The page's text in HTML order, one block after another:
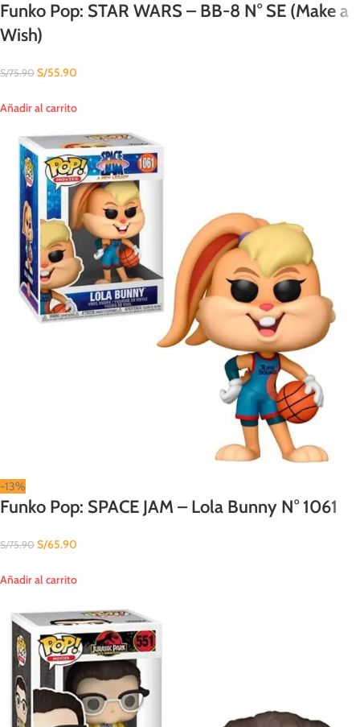
Funko Pop: STAR WARS – BB-8 N° SE (Make a
Wish)
S/75.90 S/55.90
Añadir al carrito
-13%
Funko Pop: SPACE JAM – Lola Bunny N° 1061
S/75.90 S/65.90
Añadir al carrito